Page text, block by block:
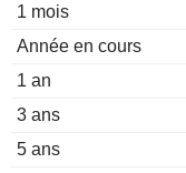
1 mois
Année en cours
1 an
3 ans
5 ans